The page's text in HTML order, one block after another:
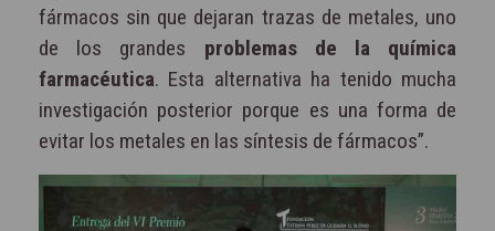
fármacos sin que dejaran trazas de metales, uno
de los grandes problemas de la química
farmacéutica. Esta alternativa ha tenido mucha
investigación posterior porque es una forma de
evitar los metales en las síntesis de fármacos”.